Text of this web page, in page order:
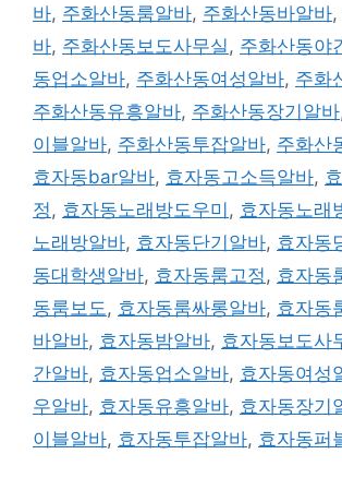
바, 주화산동룸알바, 주화산동바알바,
바, 주화산동보도사무실 , 주화산동야
동업소알바, 주화산동여성알바, 주화
주화산동유흥알바, 주화산동장기알바
이블알바, 주화산동투잡알바, 주화산
효자동bar알바, 효자동고소득알바,
정 , 효자동노래방도우미 , 효자동노래
노래방알바, 효자동단기알바, 효자동
동대학생알바, 효자동룸고정 , 효자동
동룸보도 , 효자동룸싸롱알바, 효자동
바알바, 효자동밤알바, 효자동보도사
간알바, 효자동업소알바, 효자동여성
우알바, 효자동유흥알바, 효자동장기
이블알바, 효자동투잡알바, 효자동퍼